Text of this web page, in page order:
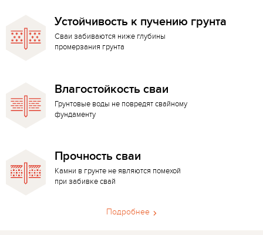
Устойчивость к пучению грунта
Сваи забиваются ниже глубины
промерзания грунта
Влагостойкость сваи
Грунтовые воды не повредят свайному
фундаменту
Прочность сваи
Камни в грунте не являются помехой
при забивке свай
Подробнее